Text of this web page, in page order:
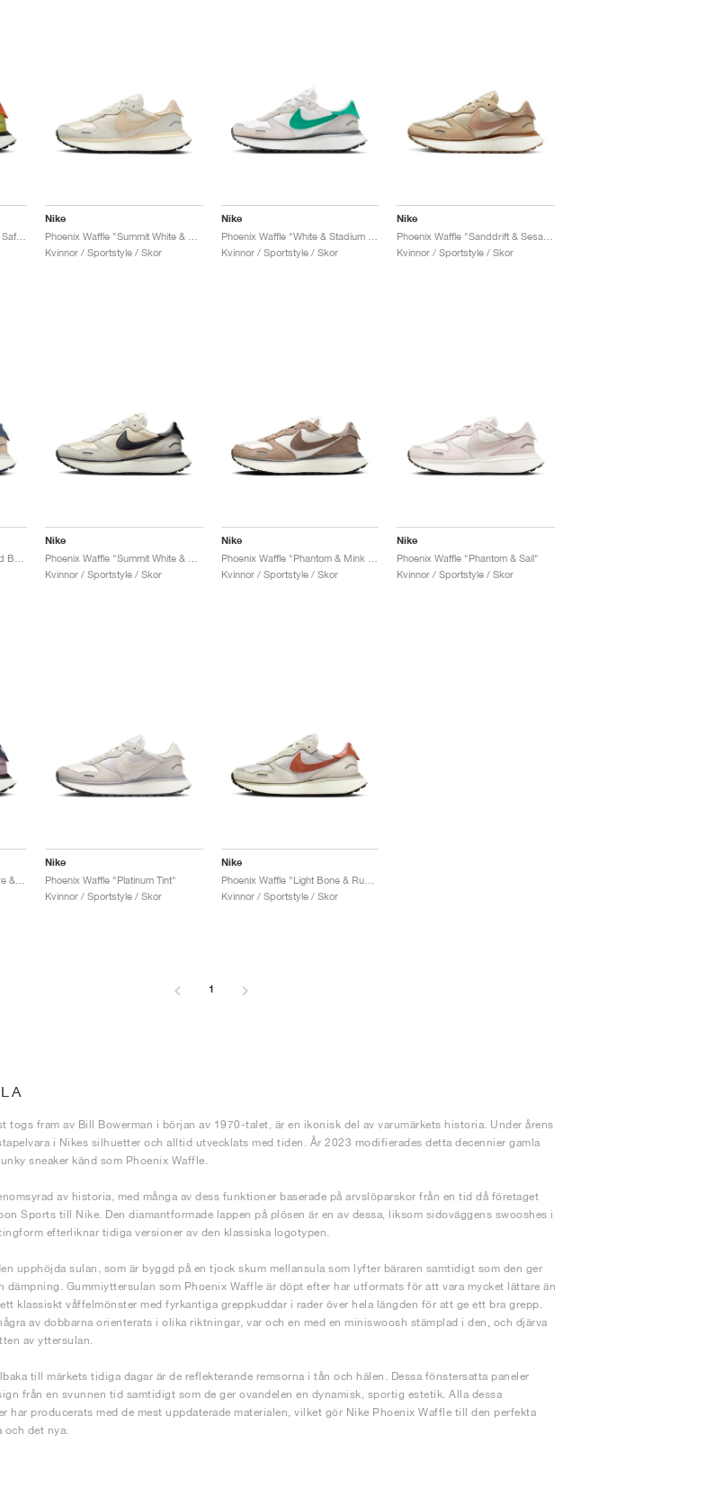
Phoenix Waffle "Chlorophyll & Safety Orange"
Nike
Kvinnor / Sportstyle / Skor
Nike
Kvinnor / Sportstyle / Skor
Nike
Kvinnor / Sportstyle / Skor
Nike
Kvinnor / Sportstyle / Skor
Nike
Kvinnor / Sportstyle / Skor
Nike
Phoenix Waffle "Phantom & Sail"
Kvinnor / Sportstyle / Skor
Nike
Phoenix Waffle "Platinum Tint"
Kvinnor / Sportstyle / Skor
Nike
Phoenix Waffle "Light Bone & Rugged Orange"
Kvinnor / Sportstyle / Skor
1
togs fram av Bill Bowerman i början av 1970-talet, är en ikonisk del av varumärkets historia. Under årens
i Nikes silhuetter och alltid utvecklats med tiden. År 2023 modifierades detta decennier gamla
sneaker känd som Phoenix Waffle.
av historia, med många av dess funktioner baserade på arvslöparskor från en tid då företaget
Sports till Nike. Den diamantformade lappen på plösen är en av dessa, liksom sidoväggens swooshes i
efterliknar tidiga versioner av den klassiska logotypen.
upphöjda sulan, som är byggd på en tjock skum mellansula som lyfter bäraren samtidigt som den ger
dämpning. Gummiyttersulan som Phoenix Waffle är döpt efter har utformats för att vara mycket lättare än
klassiskt våffelmönster med fyrkantiga greppkuddar i rader över hela längden för att ge ett bra grepp.
av dobbarna orienterats i olika riktningar, var och en med en miniswoosh stämplad i den, och djärva
av yttersulan.
till märkets tidiga dagar är de reflekterande remsorna i tån och hälen. Dessa fönstersatta paneler
från en svunnen tid samtidigt som de ger ovandelen en dynamisk, sportig estetik. Alla dessa
har producerats med de mest uppdaterade materialen, vilket gör Nike Phoenix Waffle till den perfekta
det nya.